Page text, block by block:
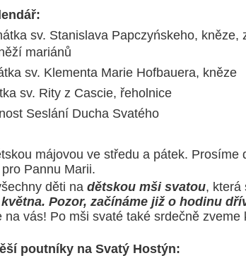
sv. Stanislava Papczyńskeho, kněze,
mariánů
sv. Klementa Marie Hofbauera, kněze
sv. Rity z Cascie, řeholnice
Seslání Ducha Svatého
májovou ve středu a pátek. Prosíme
Pannu Marii.
děti na dětskou mši svatou, která
. Pozor, začínáme již o hodinu
na vás! Po mši svaté také srdečně zveme
poutníky na Svatý Hostýn: